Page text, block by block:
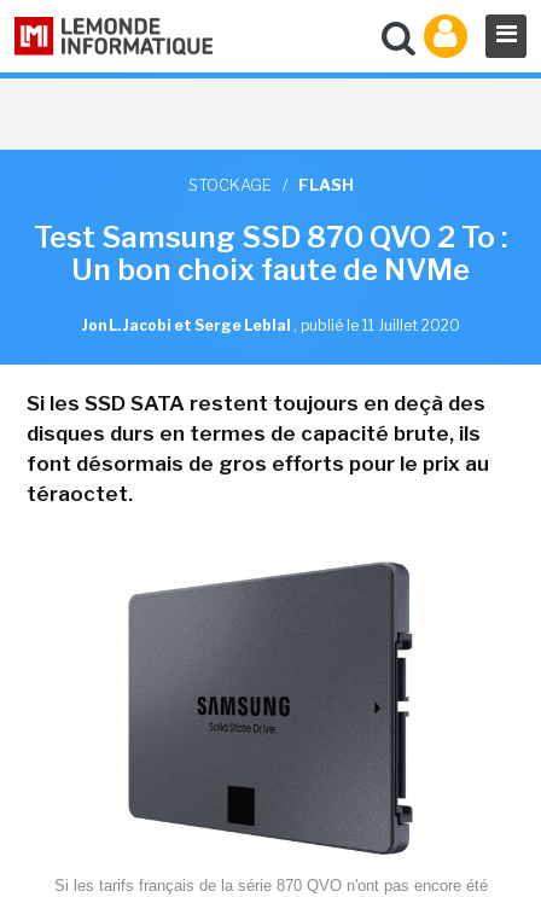
STOCKAGE / FLASH
Test Samsung SSD 870 QVO 2 To :
Un bon choix faute de NVMe
Jon L. Jacobi et Serge Leblal , publié le 11 Juillet 2020
Si les SSD SATA restent toujours en deçà des
disques durs en termes de capacité brute, ils
font désormais de gros efforts pour le prix au
téraoctet.
Si les tarifs français de la série 870 QVO n'ont pas encore été